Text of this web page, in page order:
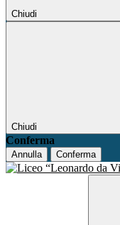
Chiudi
Chiudi
Conferma
Annulla Conferma